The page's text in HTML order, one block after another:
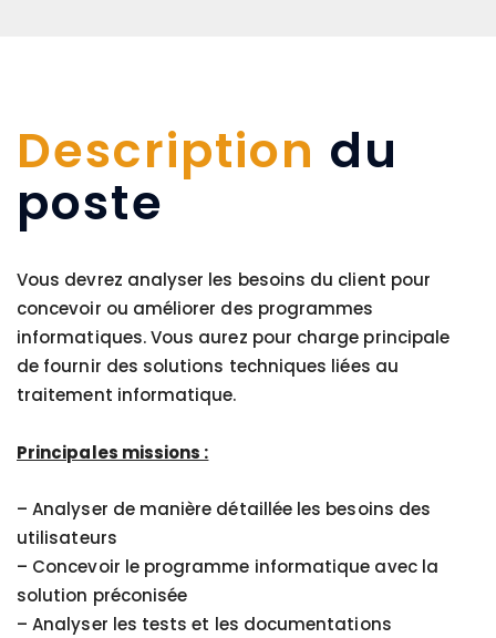
Description du
poste
Vous devrez analyser les besoins du client pour
concevoir ou améliorer des programmes
informatiques. Vous aurez pour charge principale
de fournir des solutions techniques liées au
traitement informatique.
Principales missions :
– Analyser de manière détaillée les besoins des
utilisateurs
– Concevoir le programme informatique avec la
solution préconisée
– Analyser les tests et les documentations